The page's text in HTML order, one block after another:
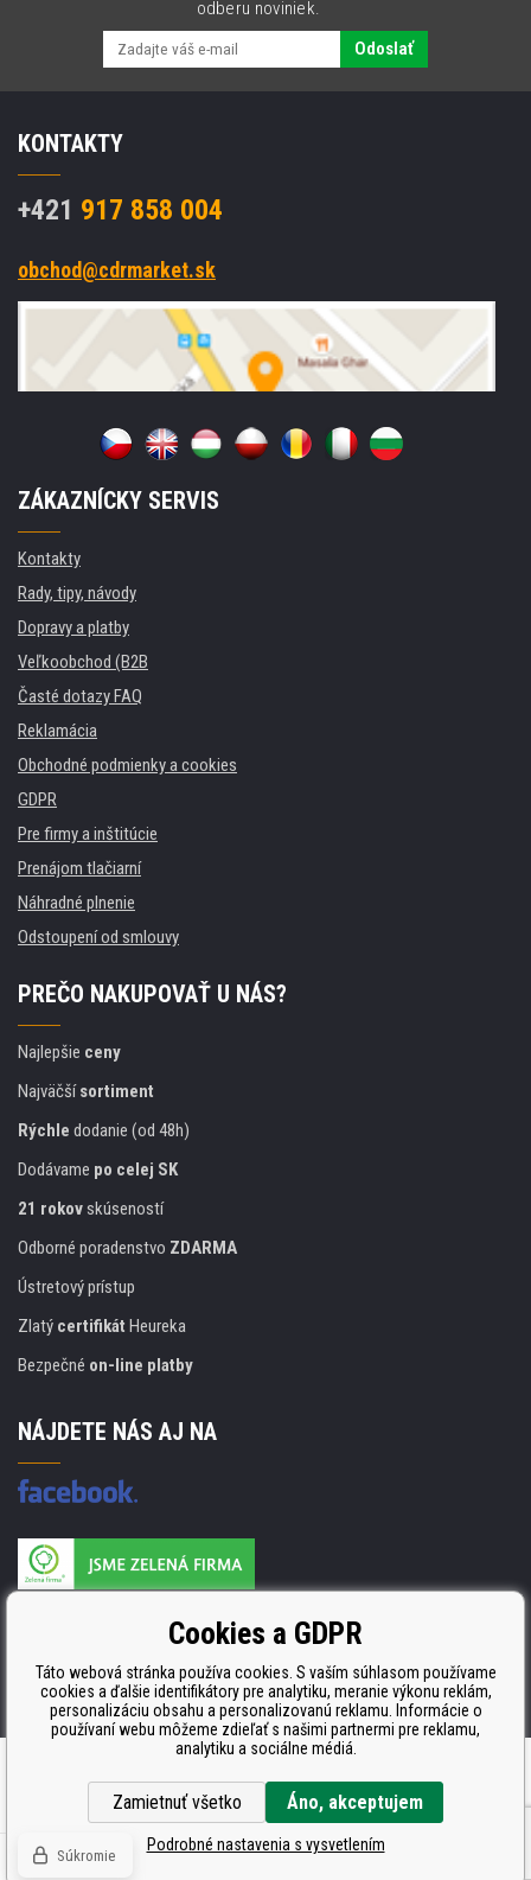
odberu noviniek.
Odoslať
KONTAKTY
+421 917 858 004
obchod@cdrmarket.sk
ZÁKAZNÍCKY SERVIS
Kontakty
Rady, tipy, návody
Dopravy a platby
Veľkoobchod (B2B
Časté dotazy FAQ
Reklamácia
Obchodné podmienky a cookies
GDPR
Pre firmy a inštitúcie
Prenájom tlačiarní
Náhradné plnenie
Odstoupení od smlouvy
PREČO NAKUPOVAŤ U NÁS?
Najlepšie ceny
Najväčšísortiment
Rýchle dodanie (od 48h)
Dodávame po celej SK
21 rokovskúseností
Odborné poradenstvo ZDARMA
Ústretový prístup
Zlatý certifikát Heureka
Bezpečné on-line platby
NÁJDETE NÁS AJ NA
ISO 9001, ISO 14001 a STMC.
Ecommerce solutionsBINARGON.cz
© Copyright CDRmarket.sk
Cookies a GDPR
Táto webová stránka používa cookies. S vaším súhlasom používame
cookies a ďalšie identifikátory pre analytiku, meranie výkonu reklám,
personalizáciu obsahu a personalizovanú reklamu. Informácie o
používaní webu môžeme zdieľať s našimi partnermi pre reklamu,
analytiku a sociálne médiá.
Zamietnuť všetko Áno, akceptujem
Podrobné nastavenia s vysvetlením
Súkromie